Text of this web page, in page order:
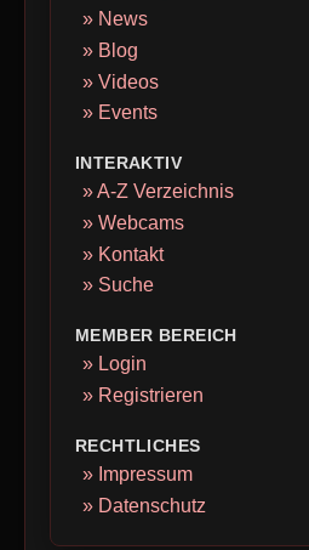
» News
» Blog
» Videos
» Events
INTERAKTIV
» A-Z Verzeichnis
» Webcams
» Kontakt
» Suche
MEMBER BEREICH
» Login
» Registrieren
RECHTLICHES
» Impressum
» Datenschutz